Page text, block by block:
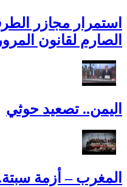
استمرار مجازر
الصارم لقانون
اليمن.. تصعيد حوثي
المغرب – أزمة